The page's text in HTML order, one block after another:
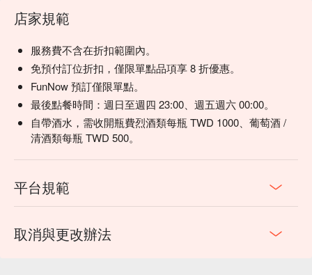
店家規範
服務費不含在折扣範圍內。
免預付訂位折扣，僅限單點品項享 8 折優惠。
FunNow 預訂僅限單點。
最後點餐時間：週日至週四 23:00、週五週六 00:00。
自帶酒水，需收開瓶費烈酒類每瓶 TWD 1000、葡萄酒 /
清酒類每瓶 TWD 500。
平台規範
取消與更改辦法